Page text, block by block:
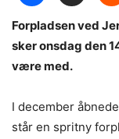
Forpladsen ved
sker onsdag den
være med.
I december
står en spritny